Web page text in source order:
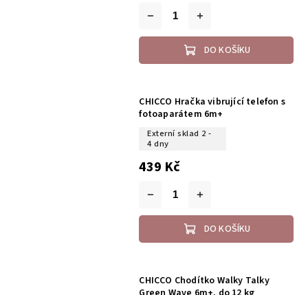
DO KOŠÍKU
CHICCO Hračka vibrující telefon s
fotoaparátem 6m+
Externí sklad 2 -
4 dny
439 Kč
DO KOŠÍKU
CHICCO Chodítko Walky Talky